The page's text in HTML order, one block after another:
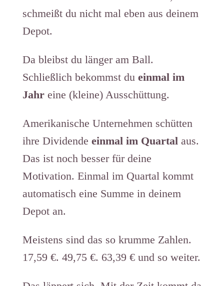
schmeißt du nicht mal eben aus deinem
Depot.
Da bleibst du länger am Ball.
Schließlich bekommst du einmal im
Jahreine (kleine) Ausschüttung.
Amerikanische Unternehmen schütten
ihre Dividende einmal im Quartal aus.
Das ist noch besser für deine
Motivation. Einmal im Quartal kommt
automatisch eine Summe in deinem
Depot an.
Meistens sind das so krumme Zahlen.
17,59 €. 49,75 €. 63,39 € und so weiter.